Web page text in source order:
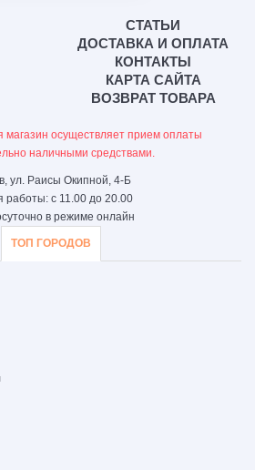
СТАТЬИ
ДОСТАВКА И ОПЛАТА
КОНТАКТЫ
КАРТА САЙТА
ВОЗВРАТ ТОВАРА
магазин осуществляет прием оплаты
наличными средствами.
ул. Раисы Окипной, 4-Б
работы: с 11.00 до 20.00
в режиме онлайн
ТОП ГОРОДОВ